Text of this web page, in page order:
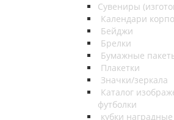
Сувениры
Календари
Бейджи
Брелки
Бумажные
Плакетки
Значки/зеркала
Каталог
футболки
кубки наградные